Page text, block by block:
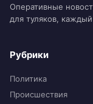
Оперативные
для туляков,
Рубрики
Политика
Происшествия